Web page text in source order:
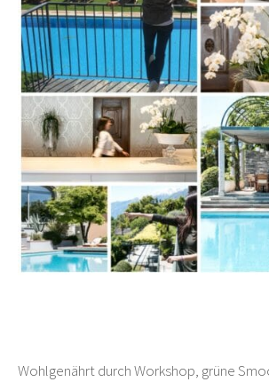
Wohlgenährt durch Workshop, grüne